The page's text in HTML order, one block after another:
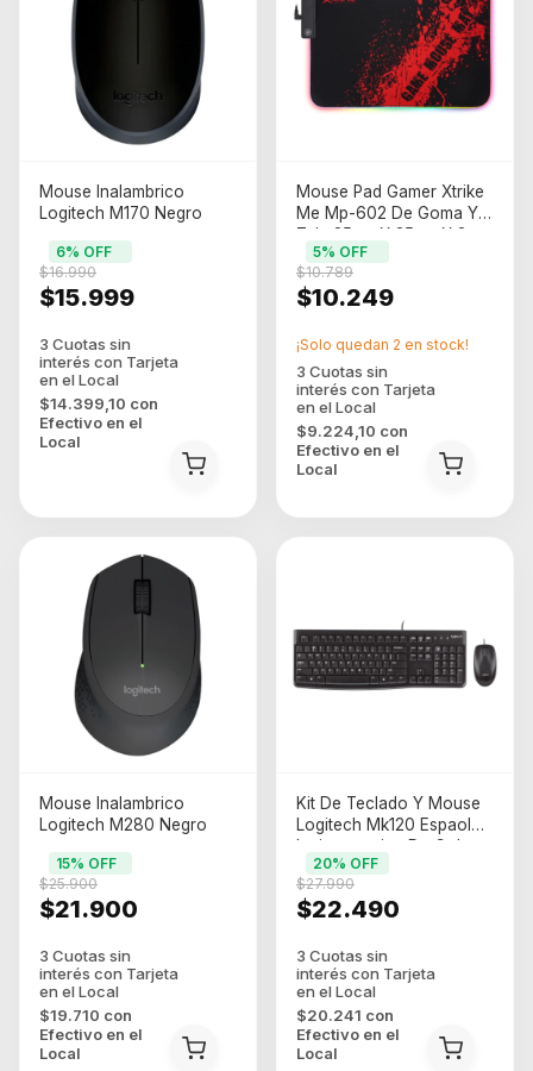
Mouse Inalambrico
Logitech M170 Negro
$15.999
$16.990
6% OFF
$14.399,10 con
Efectivo en el
Local
Mouse Pad Gamer Xtrike
Me Mp-602 De Goma Y
Tela 25cm X 35cm X 3mm
Negro
$10.249
$10.789
5% OFF
$9.224,10 con
Efectivo en el
Local
¡Solo quedan 2 en stock!
Mouse Inalambrico
Logitech M280 Negro
$21.900
$25.900
15% OFF
$19.710 con
Efectivo en el
Local
Kit De Teclado Y Mouse
Logitech Mk120 Espaol
Latinoamerica De Color
Negro
$22.490
$27.990
20% OFF
$20.241 con
Efectivo en el
Local